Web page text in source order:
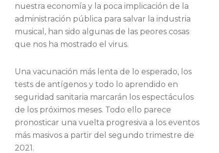
nuestra economía y la poca implicación de la
administración pública para salvar la industria
musical, han sido algunas de las peores cosas
que nos ha mostrado el virus.
Una vacunación más lenta de lo esperado, los
tests de antígenos y todo lo aprendido en
seguridad sanitaria marcarán los espectáculos
de los próximos meses. Todo ello parece
pronosticar una vuelta progresiva a los eventos
más masivos a partir del segundo trimestre de
2021.